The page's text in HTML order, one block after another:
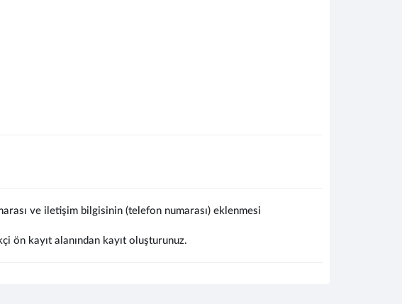
ve iletişim bilgisinin (telefon numarası) eklenmesi
ön kayıt alanından kayıt oluşturunuz.